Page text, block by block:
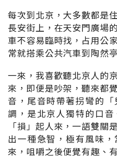
每次到北京，大多數都是
長安街上，在天安門廣場
車不容易臨時找，占用公
常就搭乘公共汽車到陶然
一來，我喜歡聽北京人的
來，即便是吵架，聽來都
音，尾音時帶著拐彎的
調，是北京人獨特的口音
「損」起人來，一語雙關
出一種急智，極有風味
來，咀嚼之後便覺有趣、